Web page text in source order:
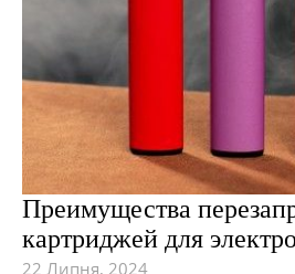
Преимущества
картриджей для
22 Липня, 2024